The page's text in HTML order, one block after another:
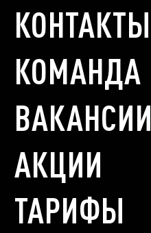
КОНТАКТЫ
КОМАНДА
ВАКАНСИИ
АКЦИИ
ТАРИФЫ